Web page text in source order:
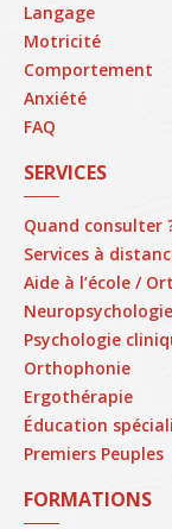
Langage
Motricité
Comportement
Anxiété
FAQ
SERVICES
Quand consulter
Services à
Aide à l’école /
Neuropsychologie
Psychologie
Orthophonie
Ergothérapie
Éducation
Premiers Peuples
FORMATIONS